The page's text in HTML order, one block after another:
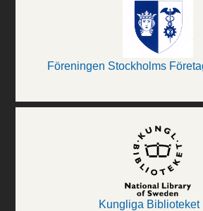
Föreningen Stockholms
Kungliga Biblioteket